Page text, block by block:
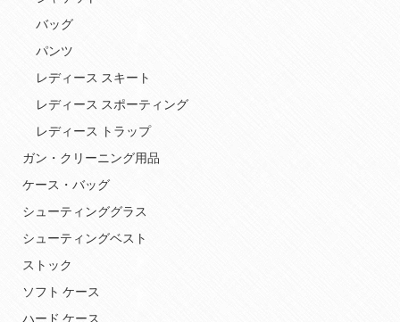
バッグ
パンツ
レディース スキート
レディース スポーティング
レディース トラップ
ガン・クリーニング用品
ケース・バッグ
シューティンググラス
シューティングベスト
ストック
ソフト ケース